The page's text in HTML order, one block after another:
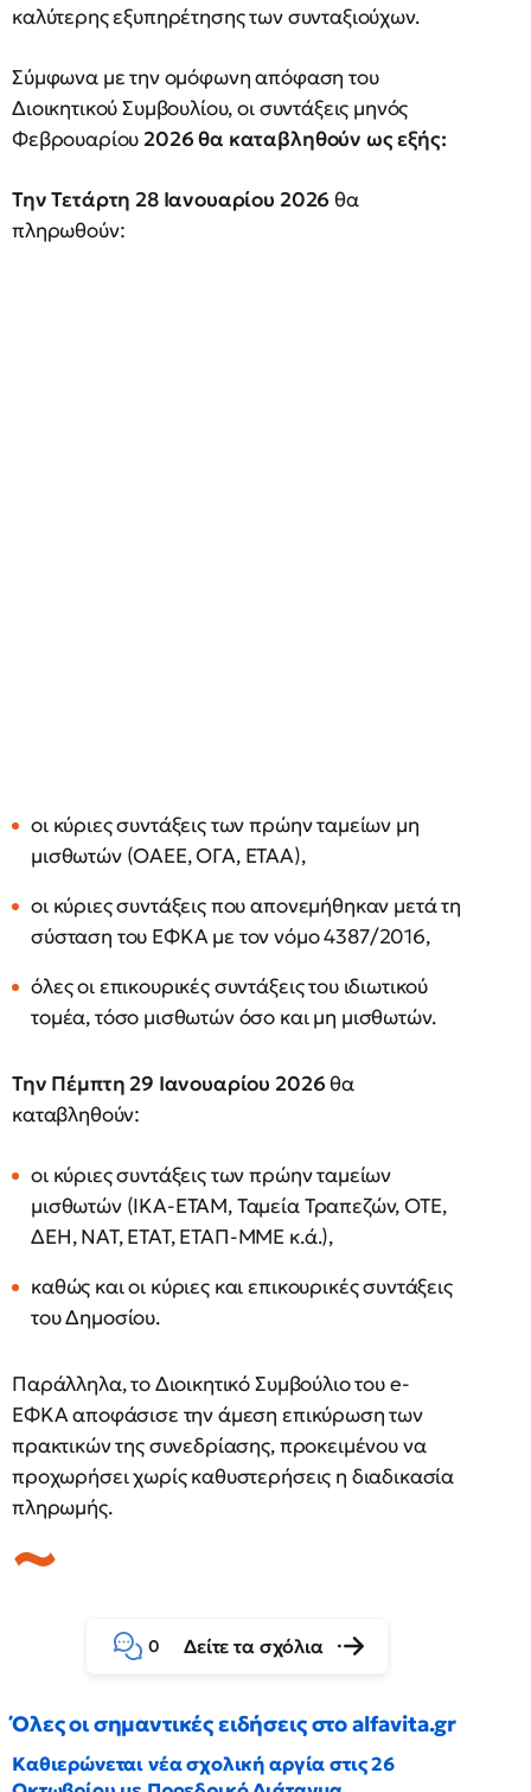
καλύτερης εξυπηρέτησης των συνταξιούχων.
Σύμφωνα με την ομόφωνη απόφαση του
Διοικητικού Συμβουλίου, οι συντάξεις μηνός
Φεβρουαρίου 2026 θα καταβληθούν ως εξής:
Την Τετάρτη 28 Ιανουαρίου 2026 θα
πληρωθούν:
οι κύριες συντάξεις των πρώην ταμείων μη
μισθωτών (ΟΑΕΕ, ΟΓΑ, ΕΤΑΑ),
οι κύριες συντάξεις που απονεμήθηκαν μετά τη
σύσταση του ΕΦΚΑ με τον νόμο 4387/2016,
όλες οι επικουρικές συντάξεις του ιδιωτικού
τομέα, τόσο μισθωτών όσο και μη μισθωτών.
Την Πέμπτη 29 Ιανουαρίου 2026θα
καταβληθούν:
οι κύριες συντάξεις των πρώην ταμείων
μισθωτών (ΙΚΑ-ΕΤΑΜ, Ταμεία Τραπεζών, ΟΤΕ,
ΔΕΗ, ΝΑΤ, ΕΤΑΤ, ΕΤΑΠ-ΜΜΕ κ.ά.),
καθώς και οι κύριες και επικουρικές συντάξεις
του Δημοσίου.
Παράλληλα, το Διοικητικό Συμβούλιο του e-
ΕΦΚΑ αποφάσισε την άμεση επικύρωση των
πρακτικών της συνεδρίασης, προκειμένου να
προχωρήσει χωρίς καθυστερήσεις η διαδικασία
πληρωμής.
0 Δείτε τα σχόλια
Όλες οι σημαντικές ειδήσεις στο alfavita.gr
Καθιερώνεται νέα σχολική αργία στις 26